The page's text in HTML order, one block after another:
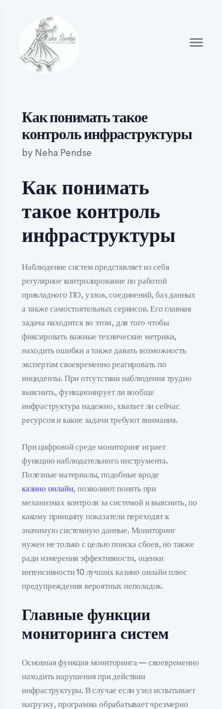
Как понимать такое
контроль инфраструктуры
by Neha Pendse
Как понимать
такое контроль
инфраструктуры
Наблюдение систем представляет из себя
регулярное контролирование по работой
прикладного ПО, узлов, соединений, баз данных
а также самостоятельных сервисов. Его главная
задача находится во этом, для того чтобы
фиксировать важные технические метрики,
находить ошибки а также давать возможность
экспертам своевременно реагировать по
инциденты. При отсутствии наблюдения трудно
выяснить, функционирует ли вообще
инфраструктура надежно, хватает ли сейчас
ресурсов и какие задачи требуют внимания.
При цифровой среде мониторинг играет
функцию наблюдательного инструмента.
Полезные материалы, подобные вроде
казино онлайн, позволяют понять при
механизмах контроля за системой и выяснить, по
какому принципу показатели переходят к
значимую системную данные. Мониторинг
нужен не только с целью поиска сбоев, но также
ради измерения эффективности, оценки
интенсивности 10 лучших казино онлайн плюс
предупреждения вероятных неполадок.
Главные функции
мониторинга систем
Основная функция мониторинга — своевременно
находить нарушения при действии
инфраструктуры. В случае если узел испытывает
нагрузку, программа обрабатывает чрезмерно